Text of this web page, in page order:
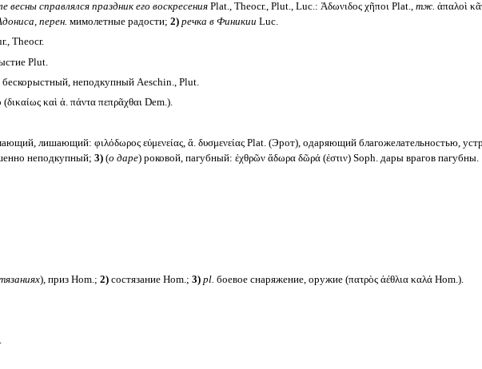
весны справлялся праздник его воскресенияPlat., Theocr., Plut., Luc.: Ἀδωνιδος χῆποι Plat., тж. ἁπαλοὶ
перен. мимолетные радости; 2) речка в Финикии Luc.
Theocr.
Plut.
неподкупный Aeschin., Plut.
καὶ ἀ. πάντα πεπρᾶχθαι Dem.).
лишающий: φιλόδωρος εύμενείας, ἄ. δυσμενείας Plat. (Эрот), одаряющий благожелательностью,
неподкупный; 3)(о даре) роковой, пагубный: ἐχθρῶν ἄδωρα δῶρά (ἐστιν) Soph. дары врагов пагубны.
),приз Hom.; 2)состязание Hom.; 3) pl. боевое снаряжение, оружие (πατρὸς ἀέθλια καλά Hom.).